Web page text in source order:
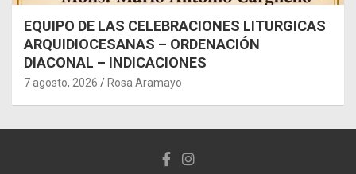
EQUIPO DE LAS CELEBRACIONES LITURGICAS
ARQUIDIOCESANAS – ORDENACIÓN
DIACONAL – INDICACIONES
7 agosto, 2026 Rosa Aramayo